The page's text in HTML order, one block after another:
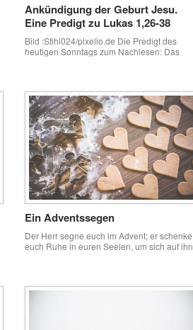
Ankündigung der Geburt Jesu.
Eine Predigt zu Lukas 1,26-38
Bild :Stihl024/pixelio.de Die Predigt des
heutigen Sonntags zum Nachlesen: Das
Leib einer schwangeren Frau. Menschen
können sich von dieser Intimität kein Bild
machen. Wie sollen wir uns das ja auch […]
Ein Adventssegen
Der Herr segne euch im Advent; er schenke
euch Ruhe in euren Seelen, um sich auf ihn
euch die Geduld für sein Kommen, auf dass